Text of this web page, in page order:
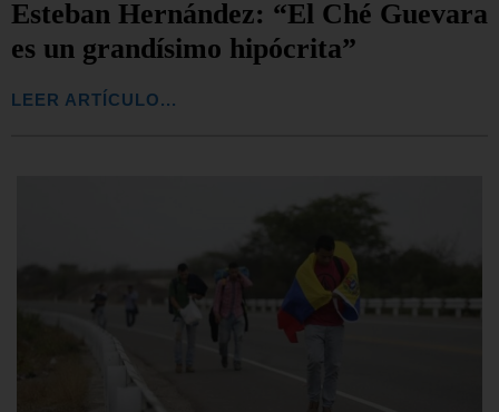
Esteban Hernández: “El Ché Guevara
es un grandísimo hipócrita”
LEER ARTÍCULO...